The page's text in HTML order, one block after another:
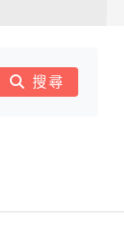
搜尋